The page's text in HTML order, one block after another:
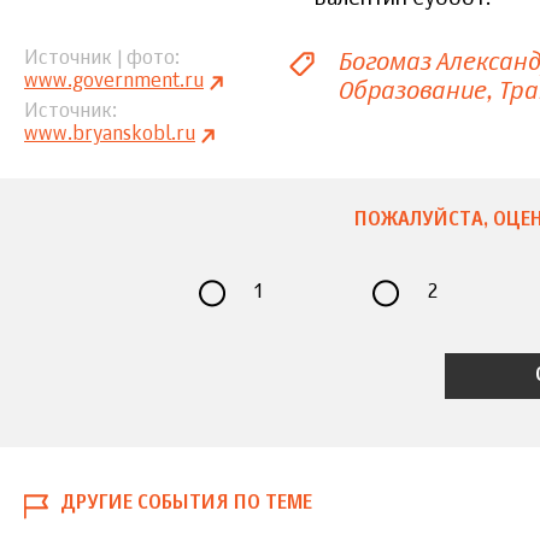
Источник | фото
www.government.ru
Источник
www.bryanskobl.ru
Богомаз
Образование
ПОЖАЛУЙСТА,
1 2
ДРУГИЕ СОБЫТИЯ ПО ТЕМЕ